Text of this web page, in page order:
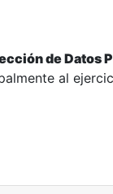
de Datos
al